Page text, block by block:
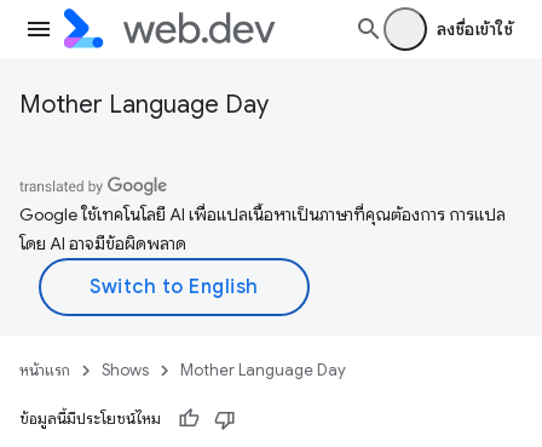
ลงชื่อเข้าใช้
Mother Language Day
Google ใช้เทคโนโลยี AI เพื่อแปลเนื้อหาเป็นภาษาที่คุณต้องการ การแปล
โดย AI อาจมีข้อผิดพลาด
หน้าแรก Shows Mother Language Day
ข้อมูลนี้มีประโยชน์ไหม